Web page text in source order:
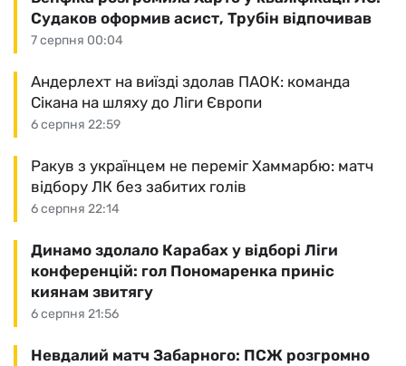
7 серпня 00:04
Судаков оформив асист, Трубін відпочивав
6 серпня 22:59
Андерлехт на виїзді здолав ПАОК: команда
Сікана на шляху до Ліги Європи
6 серпня 22:14
Ракув з українцем не переміг Хаммарбю: матч
відбору ЛК без забитих голів
6 серпня 21:56
Динамо здолало Карабах у відборі Ліги
конференцій: гол Пономаренка приніс
киянам звитягу
Невдалий матч Забарного: ПСЖ розгромно